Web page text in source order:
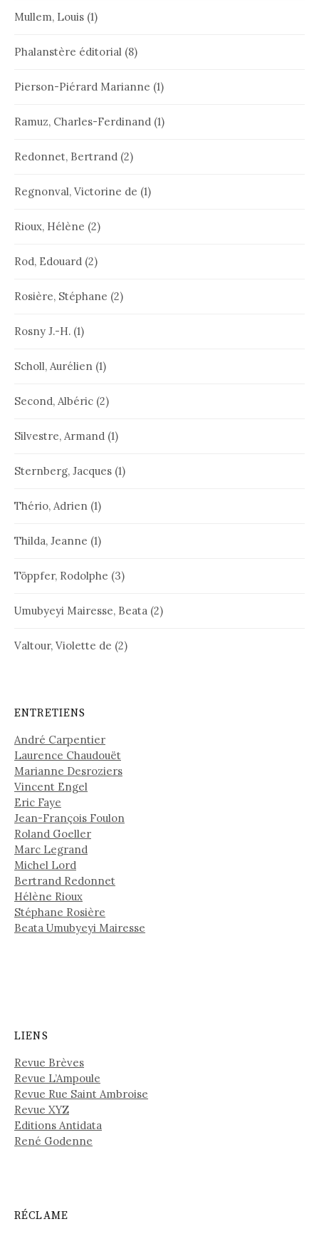
Mullem, Louis (1)
Phalanstère éditorial (8)
Pierson-Piérard Marianne (1)
Ramuz, Charles-Ferdinand (1)
Redonnet, Bertrand (2)
Regnonval, Victorine de (1)
Rioux, Hélène (2)
Rod, Edouard (2)
Rosière, Stéphane (2)
Rosny J.-H. (1)
Scholl, Aurélien (1)
Second, Albéric (2)
Silvestre, Armand (1)
Sternberg, Jacques (1)
Thério, Adrien (1)
Thilda, Jeanne (1)
Töppfer, Rodolphe (3)
Umubyeyi Mairesse, Beata (2)
Valtour, Violette de (2)
ENTRETIENS
André Carpentier
Laurence Chaudouët
Marianne Desroziers
Vincent Engel
Eric Faye
Jean-François Foulon
Roland Goeller
Marc Legrand
Michel Lord
Bertrand Redonnet
Hélène Rioux
Stéphane Rosière
Beata Umubyeyi Mairesse
LIENS
Revue Brèves
Revue L’Ampoule
Revue Rue Saint Ambroise
Revue XYZ
Editions Antidata
René Godenne
RÉCLAME